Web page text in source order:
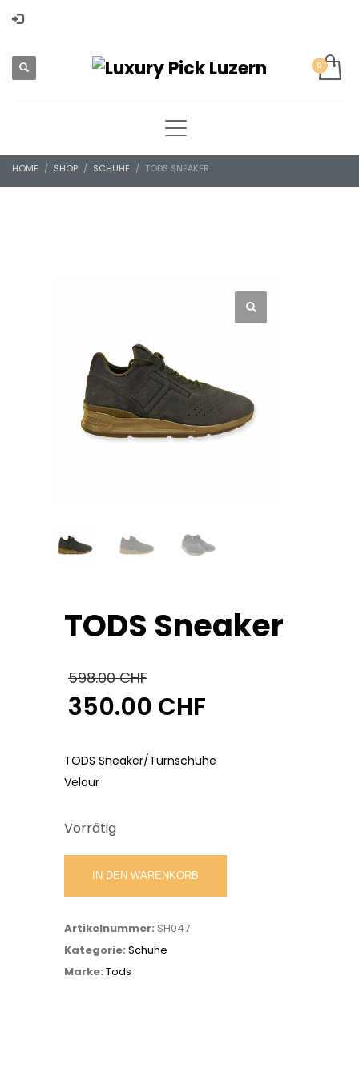
HOME SHOP SCHUHE TODS SNEAKER
TODS Sneaker
598.00CHF
Ursprünglicher
war:
598.00 CHF
350.00 CHF
Preis
ist:
350.00 CHF.
TODS Sneaker/Turnschuhe
Velour
Vorrätig
IN DEN WARENKORB
Artikelnummer: SH047
Kategorie: Schuhe
Marke: Tods